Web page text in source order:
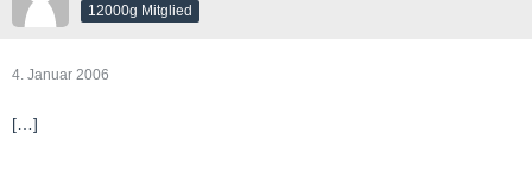
12000g Mitglied
4. Januar 2006
[…]